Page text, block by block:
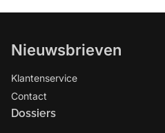
Nieuwsbrieven
Klantenservice
Contact
Dossiers